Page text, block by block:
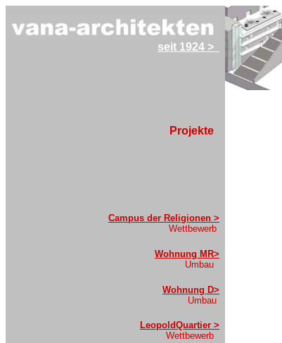
seit 1924 >
Projekte
Campus der Religionen >
Wettbewerb
Wohnung MR>
Umbau
Wohnung D>
Umbau
LeopoldQuartier >
Wettbewerb